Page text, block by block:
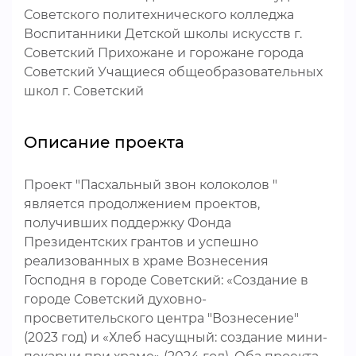
Советского политехнического колледжа
Воспитанники Детской школы искусств г.
Советский Прихожане и горожане города
Советский Учащиеся общеобразовательных
школ г. Советский
Описание проекта
Проект "Пасхальный звон колоколов "
является продолжением проектов,
получивших поддержку Фонда
Президентских грантов и успешно
реализованных в храме Вознесения
Господня в городе Советский: «Создание в
городе Советский духовно-
просветительского центра "Вознесение"
(2023 год) и «Хлеб насущный: создание мини-